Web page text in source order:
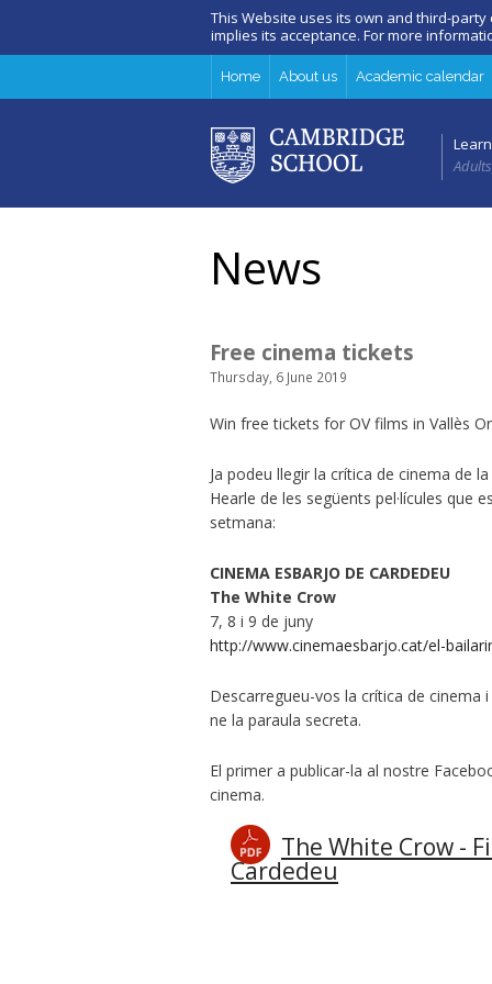
This Website uses its own and third-
implies its acceptance. For more
Home About us Academic calendar
News
Free cinema tickets
Thursday, 6 June 2019
Win free tickets for OV films in Vallès
Ja podeu llegir la crítica de cinema de
Hearle de les següents pel·lícules que
setmana:
CINEMA ESBARJO DE CARDEDEU
The White Crow
7, 8 i 9 de juny
http://www.cinemaesbarjo.cat/el-
Descarregueu-vos la crítica de
ne la paraula secreta.
El primer a publicar-la al nostre
cinema.
The White Crow -
Cardedeu